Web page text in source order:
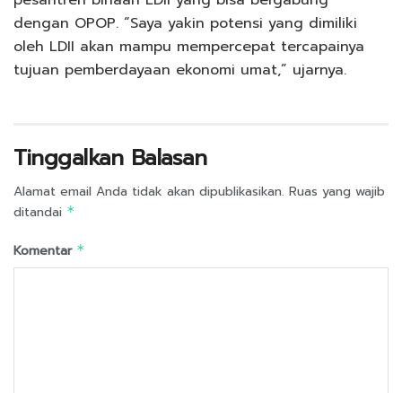
dengan OPOP. “Saya yakin potensi yang dimiliki
oleh LDII akan mampu mempercepat tercapainya
tujuan pemberdayaan ekonomi umat,” ujarnya.
Tinggalkan Balasan
Alamat email Anda tidak akan dipublikasikan. Ruas yang wajib
ditandai *
Komentar *